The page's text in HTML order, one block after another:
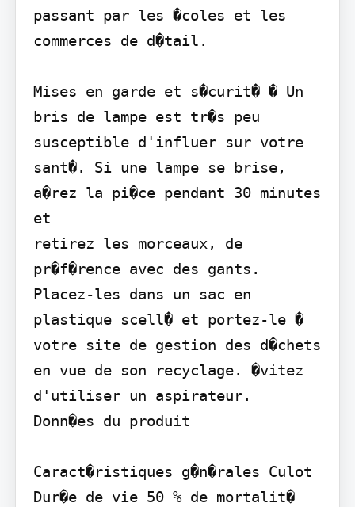
passant par les �coles et les
commerces de d�tail.
Mises en garde et s�curit� � Un
bris de lampe est tr�s peu
susceptible d'influer sur votre
sant�. Si une lampe se brise,
a�rez la pi�ce pendant 30 minutes
et
retirez les morceaux, de
pr�f�rence avec des gants.
Placez-les dans un sac en
plastique scell� et portez-le �
votre site de gestion des d�chets
en vue de son recyclage. �vitez
d'utiliser un aspirateur.
Donn�es du produit
Caract�ristiques g�n�rales Culot
Dur�e de vie 50 % de mortalit�